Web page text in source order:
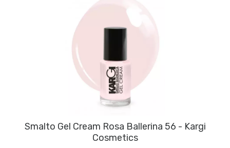
Smalto Gel Cream Rosa Ballerina 56 - Kargi
Cosmetics